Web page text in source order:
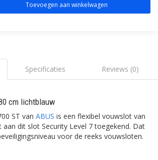
Toevoegen aan winkelwagen
Specificaties Reviews (0)
cm lichtblauw
ST van ABUS is een flexibel vouwslot van
aan dit slot Security Level 7 toegekend. Dat
voor de reeks vouwsloten.